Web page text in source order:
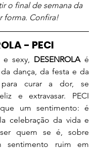
o final de semana da
forma. Confira!
- PECI
e sexy, DESENROLA é
dança, da festa e da
para curar a dor, se
e extravasar. PECI
um sentimento: é
celebração da vida e
quem se é, sobre
sentimento ruim em